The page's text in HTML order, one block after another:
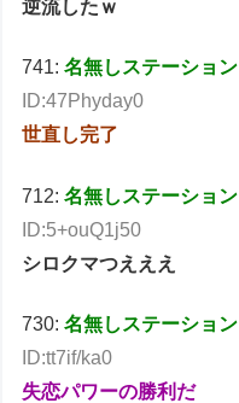
逆流したｗ
741:名無しステーション
ID:47Phyday0
世直し完了
712:名無しステーション
ID:5+ouQ1j50
シロクマつえええ
730:名無しステーション
ID:tt7if/ka0
失恋パワーの勝利だ